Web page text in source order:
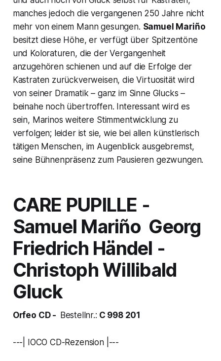
manches jedoch die vergangenen 250 Jahre nicht
mehr von einem Mann gesungen. Samuel Mariño
besitzt diese Höhe, er verfügt über Spitzentöne
und Koloraturen, die der Vergangenheit
anzugehören schienen und auf die Erfolge der
Kastraten zurückverweisen, die Virtuosität wird
von seiner Dramatik – ganz im Sinne Glucks –
beinahe noch übertroffen. Interessant wird es
sein, Marinos weitere Stimmentwicklung zu
verfolgen; leider ist sie, wie bei allen künstlerisch
tätigen Menschen, im Augenblick ausgebremst,
seine Bühnenpräsenz zum Pausieren gezwungen.
CARE PUPILLE -
Samuel Mariño Georg
Friedrich Händel -
Christoph Willibald
Gluck
Orfeo CD - Bestellnr.: C 998 201
---| IOCO CD-Rezension |---